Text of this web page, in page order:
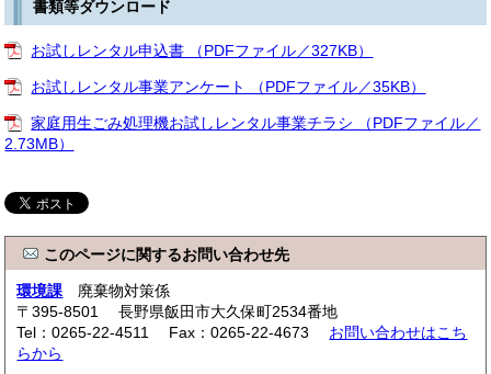
書類等ダウンロード
お試しレンタル申込書 （PDFファイル／327KB）
お試しレンタル事業アンケート （PDFファイル／35KB）
家庭用生ごみ処理機お試しレンタル事業チラシ （PDFファイル／
2.73MB）
このページに関するお問い合わせ先
環境課 廃棄物対策係
〒395-8501 長野県飯田市大久保町2534番地
Tel：0265-22-4511 Fax：0265-22-4673 お問い合わせはこち
らから